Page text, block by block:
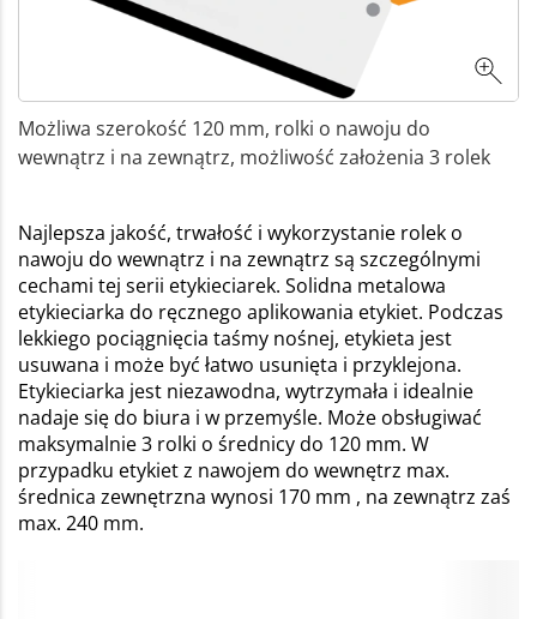
Możliwa szerokość 120 mm, rolki o nawoju do
wewnątrz i na zewnątrz, możliwość założenia 3 rolek
Najlepsza jakość, trwałość i wykorzystanie rolek o
nawoju do wewnątrz i na zewnątrz są szczególnymi
cechami tej serii etykieciarek. Solidna metalowa
etykieciarka do ręcznego aplikowania etykiet. Podczas
lekkiego pociągnięcia taśmy nośnej, etykieta jest
usuwana i może być łatwo usunięta i przyklejona.
Etykieciarka jest niezawodna, wytrzymała i idealnie
nadaje się do biura i w przemyśle. Może obsługiwać
maksymalnie 3 rolki o średnicy do 120 mm. W
przypadku etykiet z nawojem do wewnętrz max.
średnica zewnętrzna wynosi 170 mm , na zewnątrz zaś
max. 240 mm.